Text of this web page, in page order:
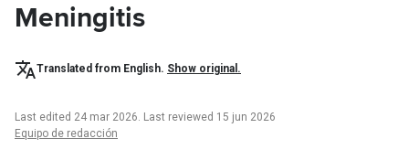
Meningitis
Translated from English. Show original.
Last edited 24 mar 2026. Last reviewed 15 jun 2026
Equipo de redacción